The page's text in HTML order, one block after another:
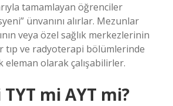
tamamlayan öğrenciler
ünvanını alırlar. Mezunlar
veya özel sağlık merkezlerinin
tıp ve radyoterapi bölümlerinde
olarak çalışabilirler.
mi AYT mi?